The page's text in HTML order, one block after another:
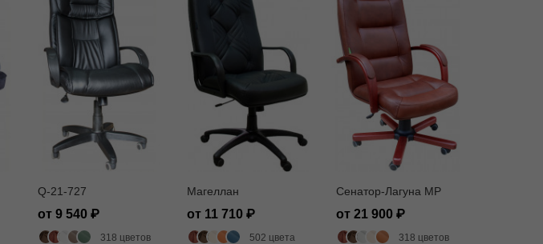
Q-21-727
от 9 540
318 цветов
Магеллан
от 11 710
502 цвета
Сенатор-Лагуна MP
от 21 900
318 цветов